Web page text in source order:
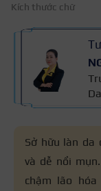
Kích thước chữ
Sở hữu làn da
và dễ nổi
chậm lão